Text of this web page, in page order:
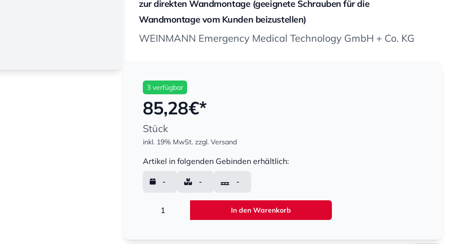
zur direkten Wandmontage (geeignete Schrauben für die
Wandmontage vom Kunden beizustellen)
WEINMANN Emergency Medical Technology GmbH + Co. KG
3 verfügbar
85,28€*
Stück
inkl. 19% MwSt. zzgl. Versand
Artikel in folgenden Gebinden erhältlich:
- - -
In den Warenkorb